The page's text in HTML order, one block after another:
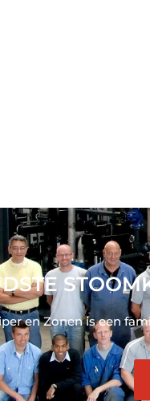
en Zonen is een